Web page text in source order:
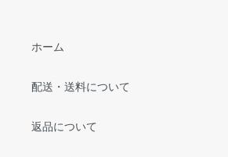
ホーム
配送・送料について
返品について